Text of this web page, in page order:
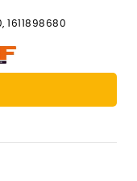
1611898680